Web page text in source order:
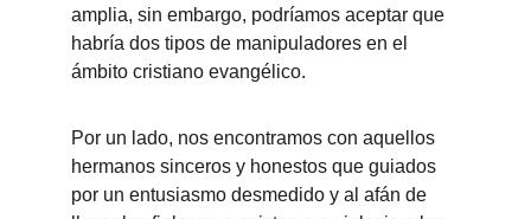
amplia, sin embargo, podríamos aceptar que
habría dos tipos de manipuladores en el
ámbito cristiano evangélico.
Por un lado, nos encontramos con aquellos
hermanos sinceros y honestos que guiados
por un entusiasmo desmedido y al afán de